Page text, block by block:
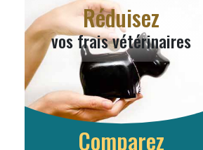
Réduisez
vos frais vétérinaires
Comparez